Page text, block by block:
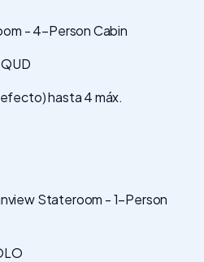
- 4-Person Cabin
hasta 4 máx.
Stateroom - 1-Person